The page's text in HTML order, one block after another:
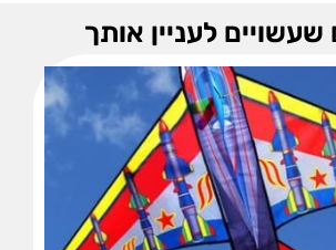
שעשויים לעניין אותך